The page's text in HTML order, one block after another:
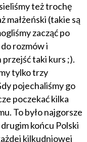
też trochę
małżeński (takie są
zacząć po
rozmów i
taki kurs ;).
tylko trzy
pojechaliśmy go
poczekać kilka
To było najgorsze
końcu Polski
kilkudniowej